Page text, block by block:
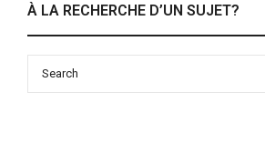
À LA RECHERCHE D’UN SUJET?